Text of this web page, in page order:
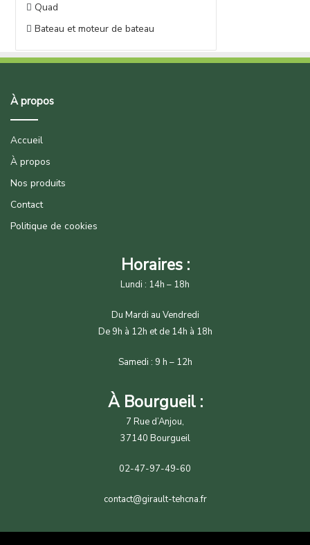
Quad
Bateau et moteur de bateau
À propos
Accueil
À propos
Nos produits
Contact
Politique de cookies
Horaires :
Lundi : 14h – 18h
Du Mardi au Vendredi
De 9h à 12h et de 14h à 18h
Samedi : 9 h – 12h
À Bourgueil :
7 Rue d’Anjou,
37140 Bourgueil
02-47-97-49-60
contact@girault-tehcna.fr